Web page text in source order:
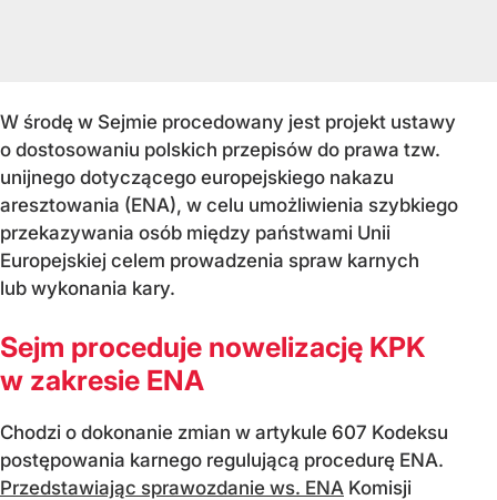
W środę w Sejmie procedowany jest projekt ustawy
o dostosowaniu polskich przepisów do prawa tzw.
unijnego dotyczącego europejskiego nakazu
aresztowania (ENA), w celu umożliwienia szybkiego
przekazywania osób między państwami Unii
Europejskiej celem prowadzenia spraw karnych
lub wykonania kary.
Sejm proceduje nowelizację KPK
w zakresie ENA
Chodzi o dokonanie zmian w artykule 607 Kodeksu
postępowania karnego regulującą procedurę ENA.
Przedstawiając sprawozdanie ws. ENA Komisji